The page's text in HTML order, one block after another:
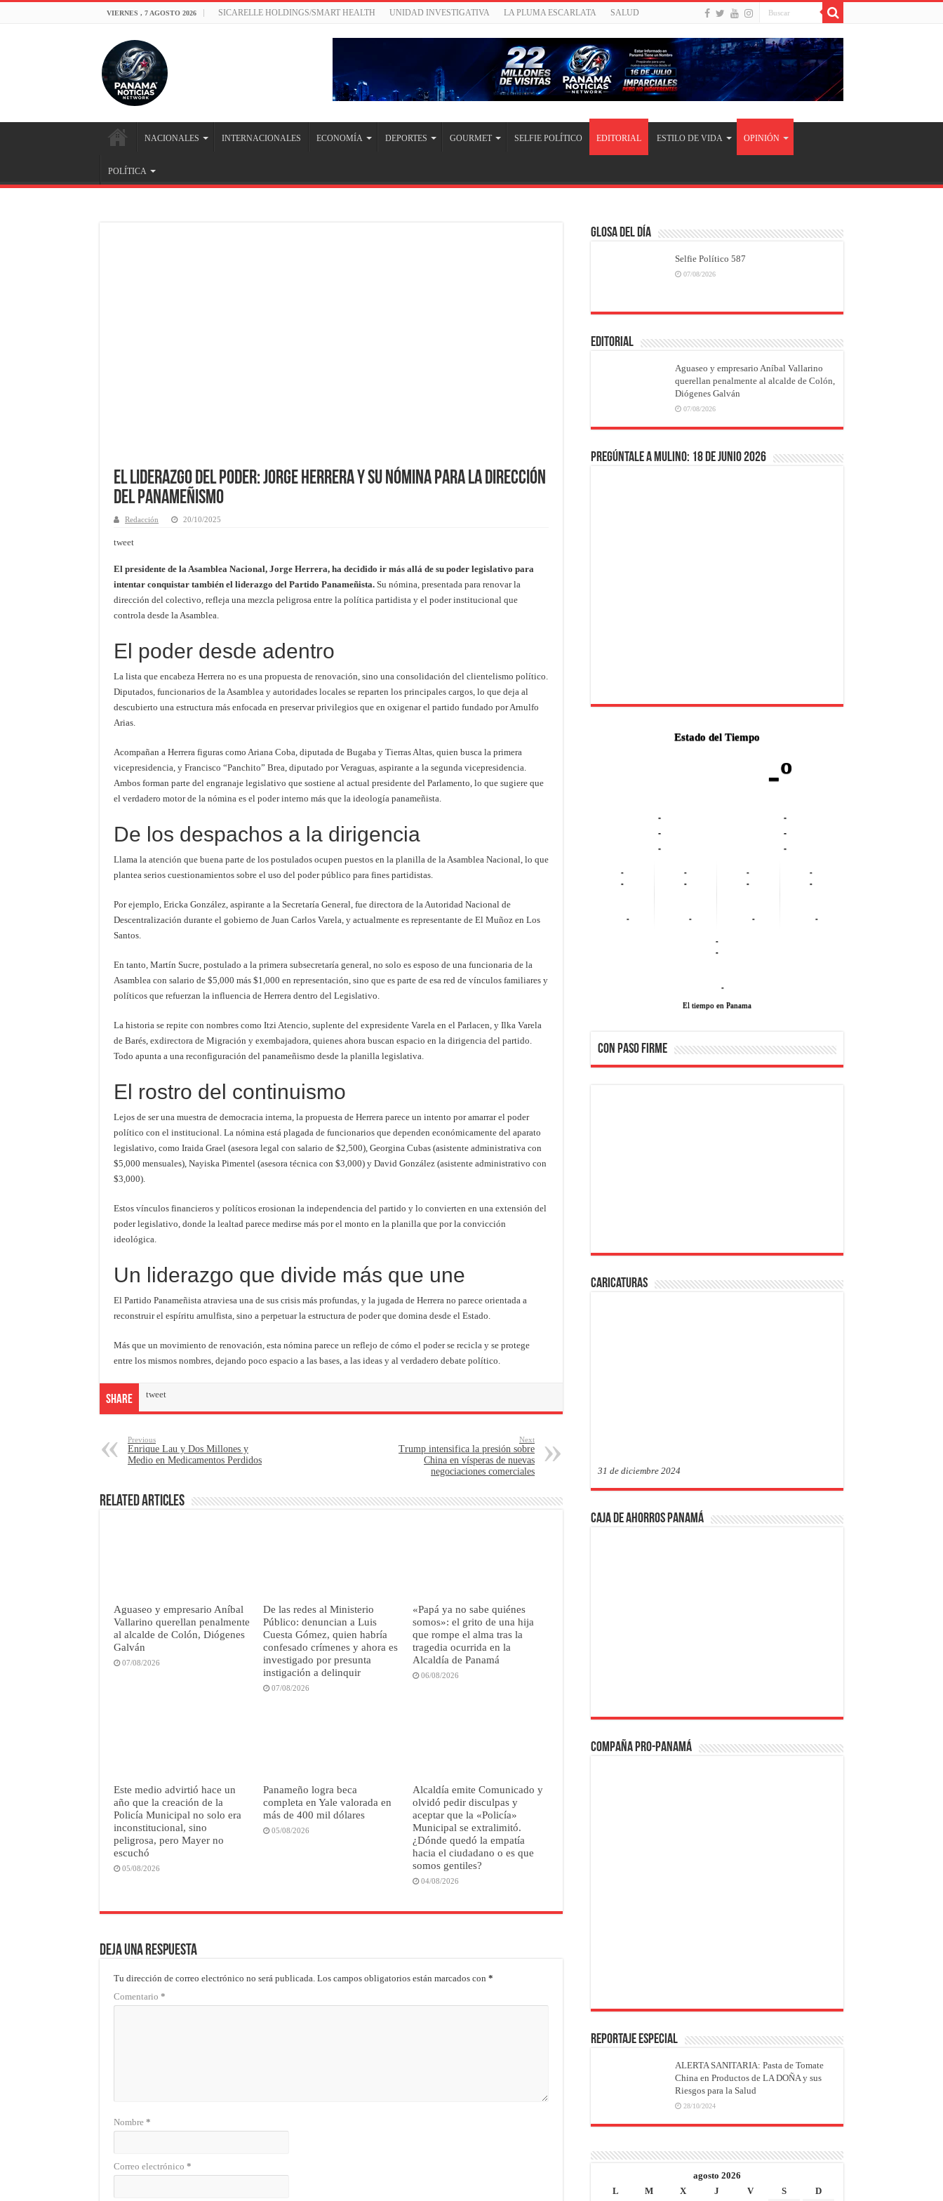
VIERNES , 7 AGOSTO 2026 SICARELLE HOLDINGS/SMART HEALTH UNIDAD INVESTIGATIVA LA PLUMA ESCARLATA SALUD
NACIONALES INTERNACIONALES ECONOMÍA DEPORTES GOURMET SELFIE POLÍTICO EDITORIAL ESTILO DE VIDA OPINIÓN
POLÍTICA
El Liderazgo del Poder: Jorge Herrera y su nómina para la dirección
del Panameñismo
Redacción 20/10/2025
tweet
El presidente de la Asamblea Nacional, Jorge Herrera, ha decidido ir más allá de su poder legislativo para
intentar conquistar también el liderazgo del Partido Panameñista. Su nómina, presentada para renovar la
dirección del colectivo, refleja una mezcla peligrosa entre la política partidista y el poder institucional que
controla desde la Asamblea.
El poder desde adentro
La lista que encabeza Herrera no es una propuesta de renovación, sino una consolidación del clientelismo político.
Diputados, funcionarios de la Asamblea y autoridades locales se reparten los principales cargos, lo que deja al
descubierto una estructura más enfocada en preservar privilegios que en oxigenar el partido fundado por Arnulfo
Arias.
Acompañan a Herrera figuras como Ariana Coba, diputada de Bugaba y Tierras Altas, quien busca la primera
vicepresidencia, y Francisco “Panchito” Brea, diputado por Veraguas, aspirante a la segunda vicepresidencia.
Ambos forman parte del engranaje legislativo que sostiene al actual presidente del Parlamento, lo que sugiere que
el verdadero motor de la nómina es el poder interno más que la ideología panameñista.
De los despachos a la dirigencia
Llama la atención que buena parte de los postulados ocupen puestos en la planilla de la Asamblea Nacional, lo que
plantea serios cuestionamientos sobre el uso del poder público para fines partidistas.
Por ejemplo, Ericka González, aspirante a la Secretaría General, fue directora de la Autoridad Nacional de
Descentralización durante el gobierno de Juan Carlos Varela, y actualmente es representante de El Muñoz en Los
Santos.
En tanto, Martín Sucre, postulado a la primera subsecretaría general, no solo es esposo de una funcionaria de la
Asamblea con salario de $5,000 más $1,000 en representación, sino que es parte de esa red de vínculos familiares y
políticos que refuerzan la influencia de Herrera dentro del Legislativo.
La historia se repite con nombres como Itzi Atencio, suplente del expresidente Varela en el Parlacen, y Ilka Varela
de Barés, exdirectora de Migración y exembajadora, quienes ahora buscan espacio en la dirigencia del partido.
Todo apunta a una reconfiguración del panameñismo desde la planilla legislativa.
El rostro del continuismo
Lejos de ser una muestra de democracia interna, la propuesta de Herrera parece un intento por amarrar el poder
político con el institucional. La nómina está plagada de funcionarios que dependen económicamente del aparato
legislativo, como Iraida Grael (asesora legal con salario de $2,500), Georgina Cubas (asistente administrativa con
$5,000 mensuales), Nayiska Pimentel (asesora técnica con $3,000) y David González (asistente administrativo con
$3,000).
Estos vínculos financieros y políticos erosionan la independencia del partido y lo convierten en una extensión del
poder legislativo, donde la lealtad parece medirse más por el monto en la planilla que por la convicción
ideológica.
Un liderazgo que divide más que une
El Partido Panameñista atraviesa una de sus crisis más profundas, y la jugada de Herrera no parece orientada a
reconstruir el espíritu arnulfista, sino a perpetuar la estructura de poder que domina desde el Estado.
Más que un movimiento de renovación, esta nómina parece un reflejo de cómo el poder se recicla y se protege
entre los mismos nombres, dejando poco espacio a las bases, a las ideas y al verdadero debate político.
Share tweet
Previous
Enrique Lau y Dos Millones y
Medio en Medicamentos Perdidos
Next
Trump intensifica la presión sobre
China en vísperas de nuevas
negociaciones comerciales
Related Articles
Aguaseo y empresario Aníbal
Vallarino querellan penalmente
al alcalde de Colón, Diógenes
Galván
07/08/2026
De las redes al Ministerio
Público: denuncian a Luis
Cuesta Gómez, quien habría
confesado crímenes y ahora es
investigado por presunta
instigación a delinquir
07/08/2026
«Papá ya no sabe quiénes
somos»: el grito de una hija
que rompe el alma tras la
tragedia ocurrida en la
Alcaldía de Panamá
06/08/2026
Este medio advirtió hace un
año que la creación de la
Policía Municipal no solo era
inconstitucional, sino
peligrosa, pero Mayer no
escuchó
05/08/2026
Panameño logra beca
completa en Yale valorada en
más de 400 mil dólares
05/08/2026
Alcaldía emite Comunicado y
olvidó pedir disculpas y
aceptar que la «Policía»
Municipal se extralimitó.
¿Dónde quedó la empatía
hacia el ciudadano o es que
somos gentiles?
04/08/2026
Deja una respuesta
Tu dirección de correo electrónico no será publicada. Los campos obligatorios están marcados con *
Comentario *
Nombre *
Correo electrónico *
Glosa del Día
Selfie Político 587
07/08/2026
EDITORIAL
Aguaseo y empresario Aníbal Vallarino
querellan penalmente al alcalde de Colón,
Diógenes Galván
07/08/2026
Pregúntale a Mulino: 18 de junio 2026
Estado del Tiempo
-º
-
-
-
-
-
-
-
-
-
-
-
-
-
-
-
-
-
-
-
-
-
El tiempo en Panama
CON PASO FIRME
Caricaturas
31 de diciembre 2024
Caja de Ahorros Panamá
Compaña PRO-Panamá
REPORTAJE ESPECIAL
ALERTA SANITARIA: Pasta de Tomate
China en Productos de LA DOÑA y sus
Riesgos para la Salud
28/10/2024
agosto 2026
L
M X J V S
D